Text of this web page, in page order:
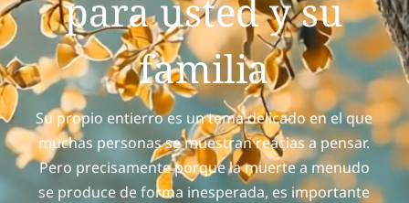
para usted y su
familia
Su propio entierro es un tema delicado en el que
muchas personas se muestran reacias a pensar.
Pero precisamente porque la muerte a menudo
se produce de forma inesperada, es importante